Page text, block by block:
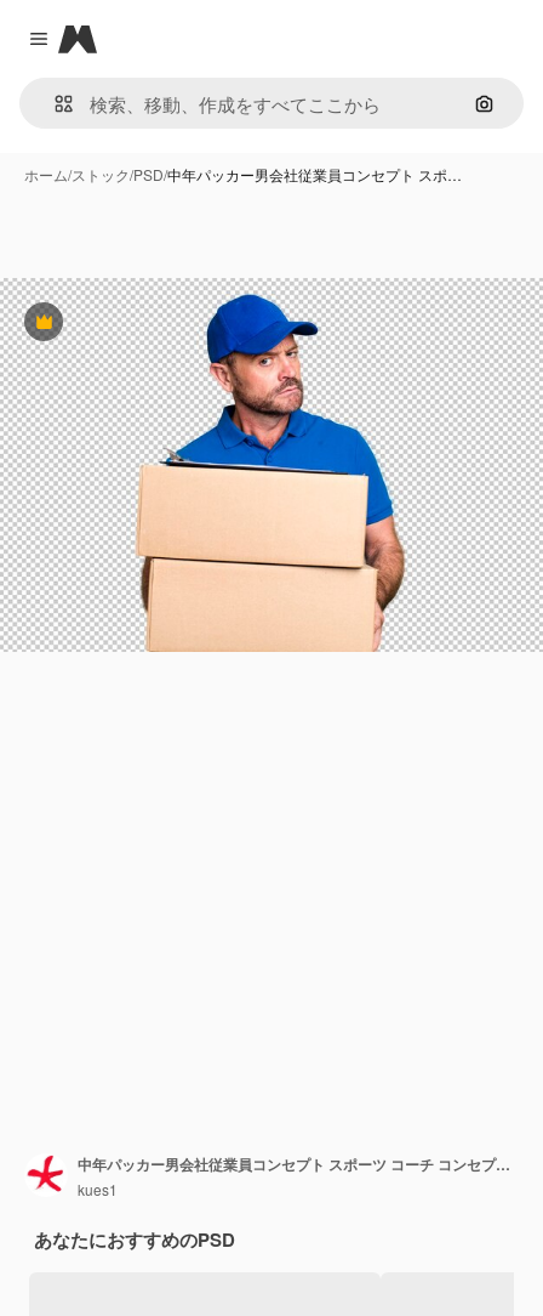
Close menu
Magnific
画像で
ホーム/ストック/PSD/中年パッカー男会社従業員コンセプト スポ…
Premium
中年パッカー男会社従業員コンセプト スポーツ コーチ コンセプト サッカー ボール
kues1
あなたにおすすめのPSD